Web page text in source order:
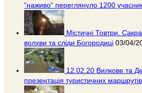
“наживо” переглянуло 1200
Містичні Товтри.
волхви та сліди Богородиці 03/04/
12.02.20 Вилкове та
презентація туристичних маршрутів